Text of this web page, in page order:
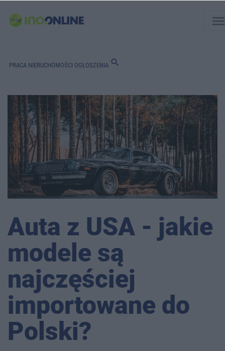
PRACA NIERUCHOMOŚCI OGŁOSZENIA search
Auta z USA - jakie
modele są
najczęściej
importowane do
Polski?